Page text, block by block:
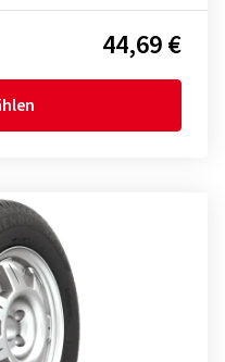
44,69 €